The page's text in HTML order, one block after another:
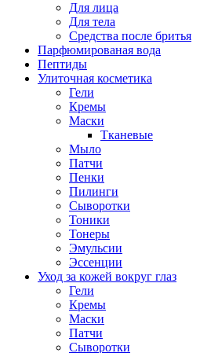
Для лица
Для тела
Средства после бритья
Парфюмированая вода
Пептиды
Улиточная косметика
Гели
Кремы
Маски
Тканевые
Мыло
Патчи
Пенки
Пилинги
Сыворотки
Тоники
Тонеры
Эмульсии
Эссенции
Уход за кожей вокруг глаз
Гели
Кремы
Маски
Патчи
Сыворотки